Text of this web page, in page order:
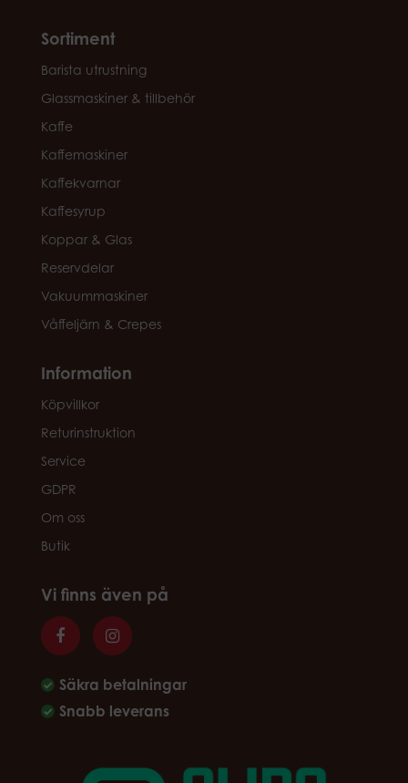
Sortiment
Barista utrustning
Glassmaskiner & tillbehör
Kaffe
Kaffemaskiner
Kaffekvarnar
Kaffesyrup
Koppar & Glas
Reservdelar
Vakuummaskiner
Våffeljärn & Crepes
Information
Köpvillkor
Returinstruktion
Service
GDPR
Om oss
Butik
Vi finns även på
Säkra betalningar
Snabb leverans